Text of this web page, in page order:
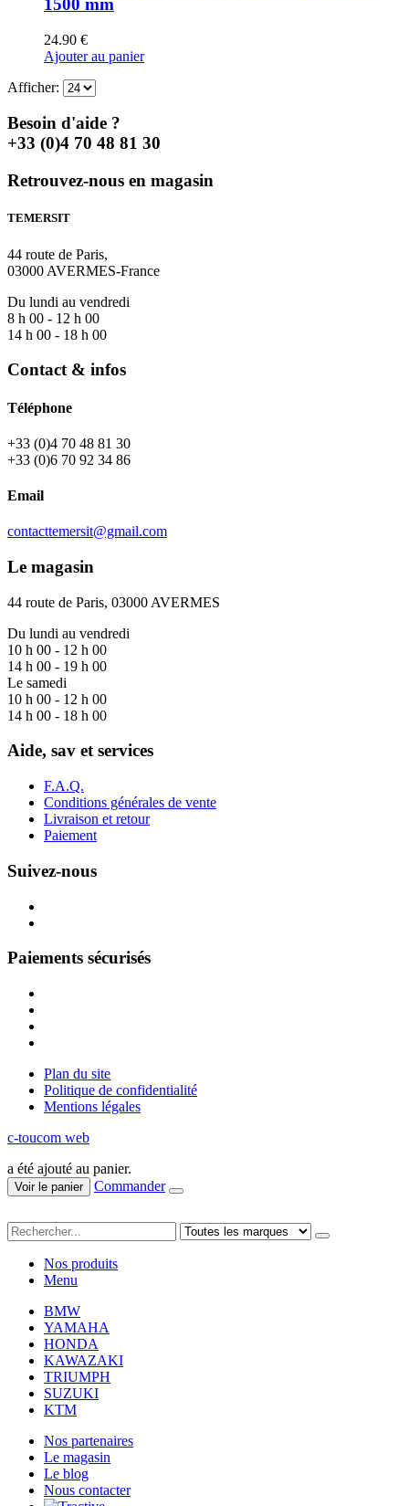
1500 mm
24.90 €
Ajouter au panier
Afficher:
Besoin d'aide ?
+33 (0)4 70 48 81 30
Retrouvez-nous en magasin
TEMERSIT
44 route de Paris,
03000 AVERMES-France
Du lundi au vendredi
8 h 00 - 12 h 00
14 h 00 - 18 h 00
Contact & infos
Téléphone
+33 (0)4 70 48 81 30
+33 (0)6 70 92 34 86
Email
contacttemersit@gmail.com
Le magasin
44 route de Paris, 03000 AVERMES
Du lundi au vendredi
10 h 00 - 12 h 00
14 h 00 - 19 h 00
Le samedi
10 h 00 - 12 h 00
14 h 00 - 18 h 00
Aide, sav et services
F.A.Q.
Conditions générales de vente
Livraison et retour
Paiement
Suivez-nous
Paiements sécurisés
Plan du site
Politique de confidentialité
Mentions légales
c-toucom web
a été ajouté au panier.
Voir le panier Commander
Nos produits
Menu
BMW
YAMAHA
HONDA
KAWAZAKI
TRIUMPH
SUZUKI
KTM
Nos partenaires
Le magasin
Le blog
Nous contacter